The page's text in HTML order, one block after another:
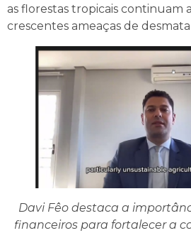
as florestas tropicais continuam
crescentes ameaças de
Davi Fêo destaca a
financeiros para fortalecer a